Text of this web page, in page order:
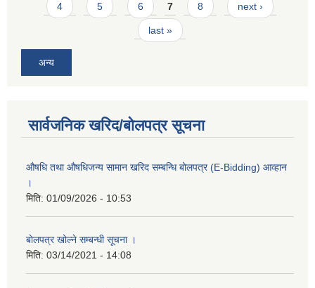
4 5 6 7 8 next ›
last »
अन्य
सार्वजनिक खरिद/बोलपत्र सूचना
औषधि तथा औषधिजन्य सामान खरिद सम्बन्धि बोलपत्र (E-Bidding) आव्हान
।
मिति: 01/09/2026 - 10:53
बाेलपत्र खोल्ने सम्बन्धी सूचना ।
मिति: 03/14/2021 - 14:08